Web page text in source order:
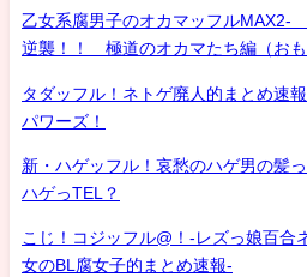
乙女系腐男子のオカマッフルMAX2-
逆襲！！ 極道のオカマたち編（おも
タダッフル！ネトゲ廃人的まとめ速
パワーズ！
新・ハゲッフル！哀愁のハゲ男の髪
ハゲっTEL？
こじ！コジッフル@！-レズっ娘百合
女のBL腐女子的まとめ速報-